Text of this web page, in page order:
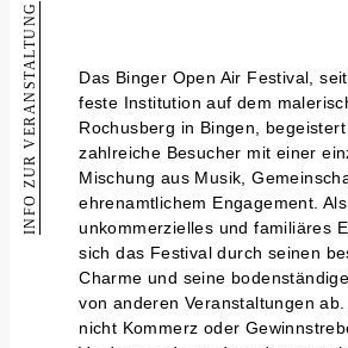
INFO ZUR VERANSTALTUNG
Das Binger Open Air Festival,
feste Institution auf dem
Rochusberg in Bingen,
zahlreiche Besucher mit einer
Mischung aus Musik,
ehrenamtlichem Engagement. Als
unkommerzielles und familiäres
sich das Festival durch seinen
Charme und seine
von anderen Veranstaltungen
nicht Kommerz oder